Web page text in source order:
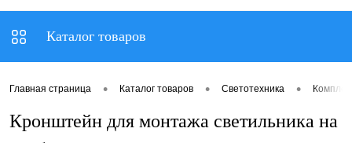
Каталог товаров
Главная страница • Каталог товаров • Светотехника •
Кронштейн для монтажа светильника на